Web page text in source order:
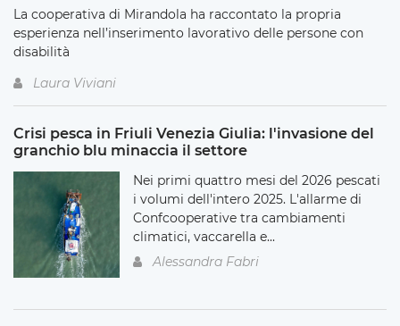
La cooperativa di Mirandola ha raccontato la propria
esperienza nell’inserimento lavorativo delle persone con
disabilità
Laura Viviani
Crisi pesca in Friuli Venezia Giulia: l'invasione del
granchio blu minaccia il settore
Nei primi quattro mesi del 2026 pescati
i volumi dell'intero 2025. L'allarme di
Confcooperative tra cambiamenti
climatici, vaccarella e...
Alessandra Fabri